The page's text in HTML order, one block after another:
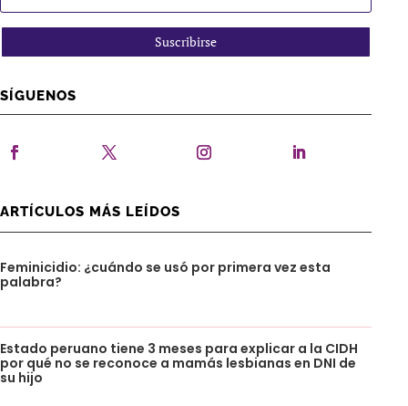
Suscribirse
SÍGUENOS
ARTÍCULOS MÁS LEÍDOS
Feminicidio: ¿cuándo se usó por primera vez esta
palabra?
Estado peruano tiene 3 meses para explicar a la CIDH
por qué no se reconoce a mamás lesbianas en DNI de
su hijo